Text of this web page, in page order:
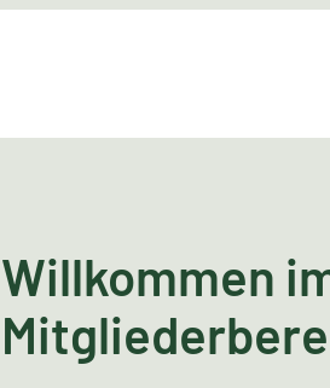
Willkommen